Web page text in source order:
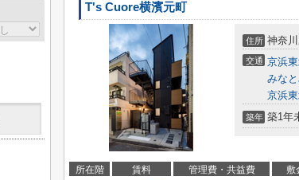
T's Cuore横濱元町
住所 神奈
交通 京浜
みな
京浜
築年 築1年
所在階 賃料 管理費・共益費 敷